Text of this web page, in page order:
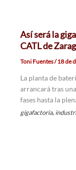
Así será la
CATL de
Toni Fuentes/18 de
La planta de
arrancará tras
fases hasta la
gigafactoria,